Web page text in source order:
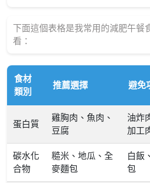
下面這個表格是我常用的減肥午餐
看：
食材
類別
推薦選擇 避免
蛋白質
雞胸肉、魚肉、
豆腐
油炸
加工
碳水化
合物
糙米、地瓜、全
麥麵包
白飯
包